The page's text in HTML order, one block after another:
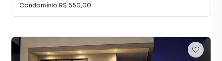
Condomínio R$ 550,00